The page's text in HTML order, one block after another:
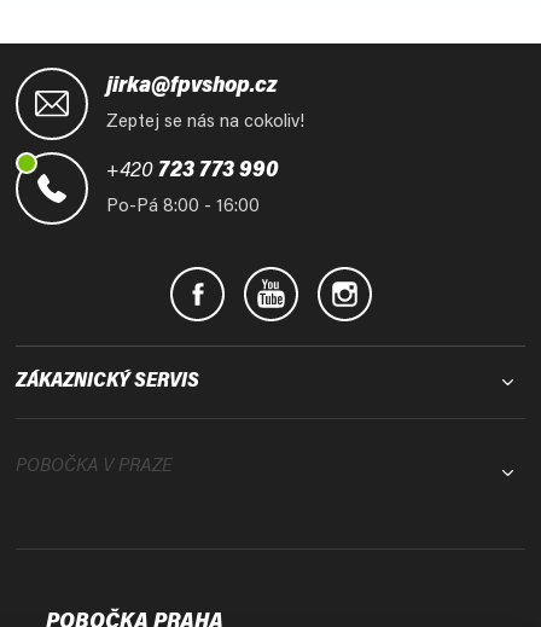
jirka@fpvshop.cz
Zeptej se nás na cokoliv!
+420 723 773 990
Po-Pá 8:00 - 16:00
ZÁKAZNICKÝ SERVIS
POBOČKA V PRAZE